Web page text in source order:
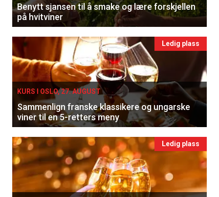
Benytt sjansen til å smake og lære forskjellen
på hvitviner
Ledig plass
KURS I OSLO, 27. AUGUST
Sammenlign franske klassikere og ungarske
viner til en 5-retters meny
Ledig plass